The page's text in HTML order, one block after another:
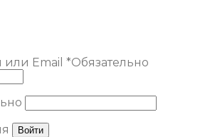
или Email *Обязательно
Войти